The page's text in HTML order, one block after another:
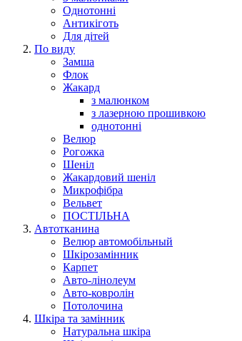
Однотонні
Антикіготь
Для дітей
По виду
Замша
Флок
Жакард
з малюнком
з лазерною прошивкою
однотонні
Велюр
Рогожка
Шеніл
Жакардовий шеніл
Микрофібра
Вельвет
ПОСТІЛЬНА
Автотканина
Велюр автомобільный
Шкірозамінник
Карпет
Авто-лінолеум
Авто-ковролін
Потолочина
Шкіра та замінник
Натуральна шкіра